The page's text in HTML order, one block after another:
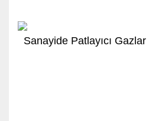
Sanayide Patlayıcı Gazlar